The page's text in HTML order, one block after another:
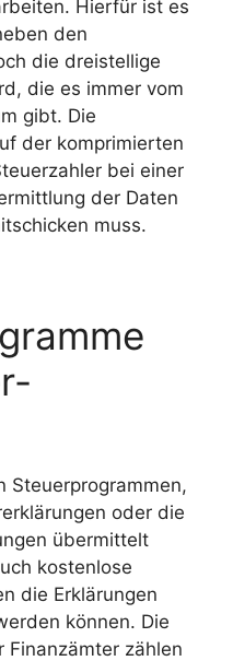
Hierfür ist es
den
die dreistellige
die es immer vom
gibt. Die
der komprimierten
bei einer
der Daten
muss.
Steuerprogrammen,
oder die
übermittelt
kostenlose
die Erklärungen
können. Die
Finanzämter zählen